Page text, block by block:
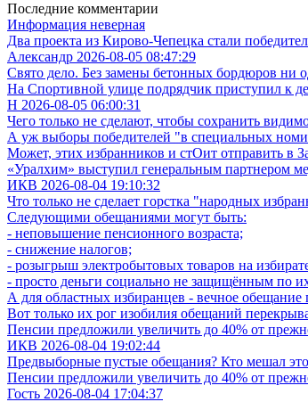
Последние комментарии
Информация неверная
Два проекта из Кирово-Чепецка стали
Александр 2026-08-05 08:47:29
Свято дело. Без замены бетонных бордюров ни
На Спортивной улице подрядчик приступил к
Н 2026-08-05 06:00:31
Чего только не сделают, чтобы сохранить
А уж выборы победителей "в специальных
Может, этих избранников и стОит отправить в
«Уралхим» выступил генеральным партнером
ИКВ 2026-08-04 19:10:32
Что только не сделает горстка "народных
Следующими обещаниями могут быть:
- неповышение пенсионного возраста;
- снижение налогов;
- розыгрыш электробытовых товаров на
- просто деньги социально не защищённым по
А для областных избиранцев - вечное обещание
Вот только их рог изобилия обещаний
Пенсии предложили увеличить до 40% от
ИКВ 2026-08-04 19:02:44
Предвыборные пустые обещания? Кто мешал
Пенсии предложили увеличить до 40% от
Гость 2026-08-04 17:04:37